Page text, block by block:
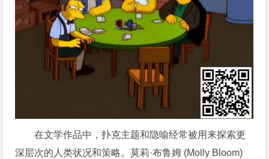
在文学作品中，扑克主题和隐喻经常被用来探索更
深层次的人类状况和策略。莫莉·布鲁姆 (Molly Bloom)